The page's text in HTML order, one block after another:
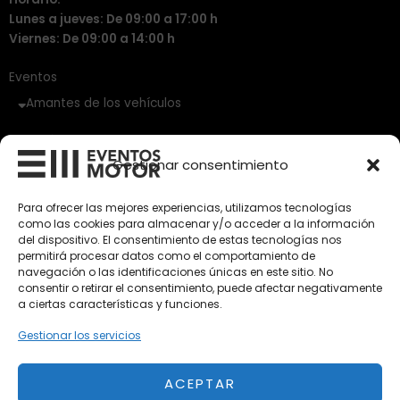
Gestionar consentimiento
Para ofrecer las mejores experiencias, utilizamos tecnologías
como las cookies para almacenar y/o acceder a la información
del dispositivo. El consentimiento de estas tecnologías nos
permitirá procesar datos como el comportamiento de
navegación o las identificaciones únicas en este sitio. No
consentir o retirar el consentimiento, puede afectar negativamente
a ciertas características y funciones.
Gestionar los servicios
ACEPTAR
Lunes a jueves: De 09:00 a 17:00 h
Viernes: De 09:00 a 14:00 h
Eventos
Amantes de los vehículos
Vehículos Clásicos
Vehículos Nuevos
Vehículos de Ocasión
Próximos
Eclipse by SELECTO
Del 12/08/2026 al 12/08/2026
Exclusive Top Cars 2026